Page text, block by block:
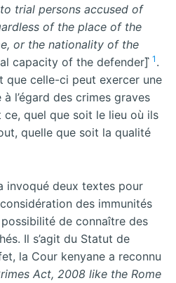
trial persons accused of
of the place of the
or the nationality of the
capacity of the defender] 1 .
que celle-ci peut exercer une
l’égard des crimes graves
quel que soit le lieu où ils
quelle que soit la qualité
invoqué deux textes pour
des immunités
possibilité de connaître des
Il s’agit du Statut de
la Cour kenyane a reconnu
Act, 2008 like the Rome